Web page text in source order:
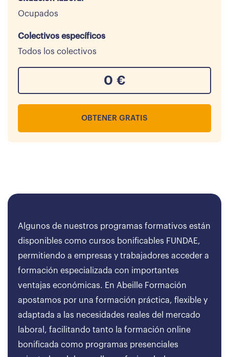
Ocupados
Colectivos específicos
Todos los colectivos
0 €
OBTENER GRATIS
Algunos de nuestros programas formativos están
disponibles como cursos bonificables FUNDAE,
permitiendo a empresas y trabajadores acceder a
formación especializada con importantes
ventajas económicas. En Abeille Formación
apostamos por una formación práctica, flexible y
adaptada a las necesidades reales del mercado
laboral, facilitando tanto la formación online
bonificada como programas presenciales